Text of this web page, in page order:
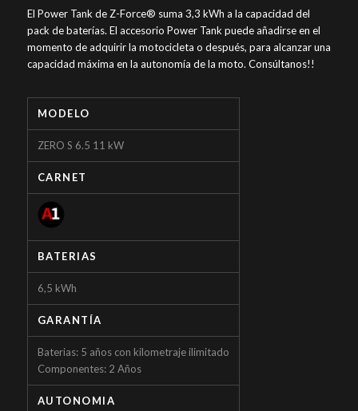
El Power Tank de Z-Force® suma 3,3 kWh a la capacidad del
pack de baterías. El accesorio Power Tank puede añadirse en el
momento de adquirir la motocicleta o después, para alcanzar una
capacidad máxima en la autonomía de la moto. Consúltanos!!
MODELO
ZERO S 6.5 11 kW
CARNET
BATERIAS
6,5 kWh
GARANTÍA
Baterias: 5 años con kilometraje ilimitado
Componentes: 2 Años
AUTONOMIA